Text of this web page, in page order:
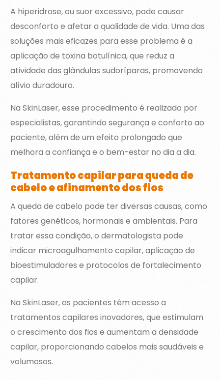
A hiperidrose, ou suor excessivo, pode causar
desconforto e afetar a qualidade de vida. Uma das
soluções mais eficazes para esse problema é a
aplicação de toxina botulínica, que reduz a
atividade das glândulas sudoríparas, promovendo
alívio duradouro.
Na SkinLaser, esse procedimento é realizado por
especialistas, garantindo segurança e conforto ao
paciente, além de um efeito prolongado que
melhora a confiança e o bem-estar no dia a dia.
Tratamento capilar para queda de
cabelo e afinamento dos fios
A queda de cabelo pode ter diversas causas, como
fatores genéticos, hormonais e ambientais. Para
tratar essa condição, o dermatologista pode
indicar microagulhamento capilar, aplicação de
bioestimuladores e protocolos de fortalecimento
capilar.
Na SkinLaser, os pacientes têm acesso a
tratamentos capilares inovadores, que estimulam
o crescimento dos fios e aumentam a densidade
capilar, proporcionando cabelos mais saudáveis e
volumosos.